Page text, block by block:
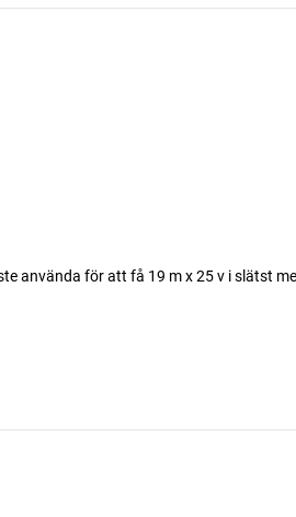
använda för att få 19 m x 25 v i slätst